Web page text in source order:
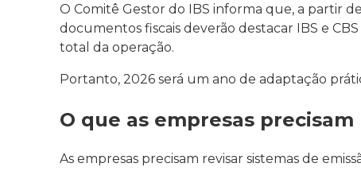
O Comitê Gestor do IBS informa que, a partir
documentos fiscais deverão destacar IBS e
total da operação.
Portanto, 2026 será um ano de adaptação
O que as empresas precisam
As empresas precisam revisar sistemas de